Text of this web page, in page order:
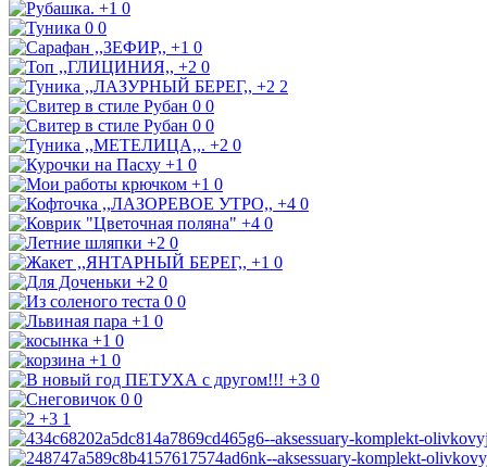
+1 0
0 0
+1 0
+2 0
+2 2
0 0
0 0
+2 0
+1 0
+1 0
+4 0
+4 0
+2 0
+1 0
+2 0
0 0
+1 0
+1 0
+1 0
+3 0
0 0
+3 1